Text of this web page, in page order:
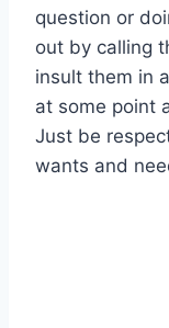
question or
out by calling
insult them in
at some point
Just be
wants and